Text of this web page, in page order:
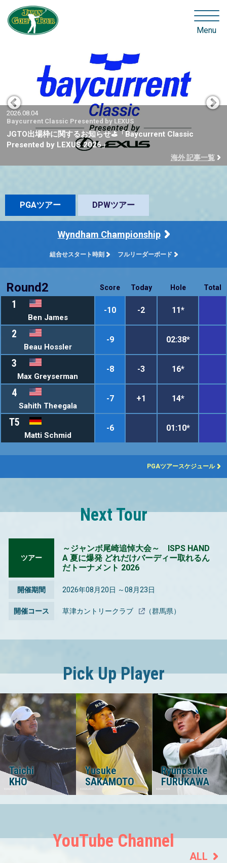
Menu
2026.08.04
Baycurrent Classic Presented by LEXUS
JGTO出場枠に関するお知らせ⛳「Baycurrent Classic
Presented by LEXUS 2026」
海外 記事一覧
PGAツアー DPWツアー
Wyndham Championship
組合せスタート時刻 フルリーダーボード
Round2 Score Today Hole Total
1
Ben James
-10 -2 11*
2
Beau Hossler
-9 02:38*
3
Max Greyserman
-8 -3 16*
4
Sahith Theegala
-7 +1 14*
T5
Matti Schmid
-6 01:10*
PGAツアースケジュール
Next Tour
ツアー
～ジャンボ尾崎追悼大会～ ISPS HAND
A 夏に爆発 どれだけバーディー取れるん
だトーナメント 2026
開催期間 2026年08月20日 ～08月23日
開催コース 草津カントリークラブ （群馬県）
Pick Up Player
Yusuke
SAKAMOTO
Ryunosuke
FURUKAWA
Hiroshi
IWATA
YouTube Channel
ALL